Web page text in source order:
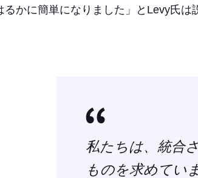
るかに簡単になりました」とLevy氏は
私たちは、統合
ものを求めてい